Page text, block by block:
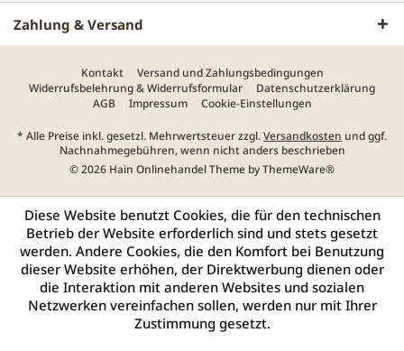
Zahlung & Versand
Kontakt
Versand und Zahlungsbedingungen
Widerrufsbelehrung & Widerrufsformular
Datenschutzerklärung
AGB
Impressum Cookie-Einstellungen
* Alle Preise inkl. gesetzl. Mehrwertsteuer zzgl.Versandkosten und ggf.
Nachnahmegebühren, wenn nicht anders beschrieben
© 2026 Hain Onlinehandel Theme byThemeWare®
Diese Website benutzt Cookies, die für den technischen
Betrieb der Website erforderlich sind und stets gesetzt
werden. Andere Cookies, die den Komfort bei Benutzung
dieser Website erhöhen, der Direktwerbung dienen oder
die Interaktion mit anderen Websites und sozialen
Netzwerken vereinfachen sollen, werden nur mit Ihrer
Zustimmung gesetzt.